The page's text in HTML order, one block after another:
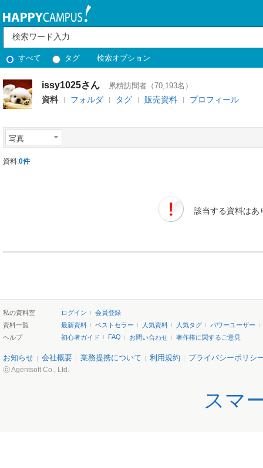
すべて タグ 検索オプション
issy1025さん 累積訪問者（70,193名）
資料 フォルダ タグ 販売資料 プロフィール
写真
資料:0件
該当する資料はあ
私の資料室 ログイン
会員登録
資料一覧
最新資料 ベストセラー 人気資料 人気タグ
パワーユーザー
ヘルプ
初心者ガイド FAQ お問い合わせ 著作権に関するご意見
お知らせ 会社概要 業務提携について 利用規約 プライバシーポリシ
ⓒ Agentsoft Co., Ltd.
スマ